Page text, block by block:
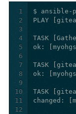
1
2
3
4
5
6
7
8
9
10
11
12